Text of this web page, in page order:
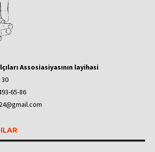
Assosiasiyasının layihəsi
30
65-86